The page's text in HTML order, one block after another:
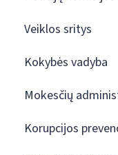
Veiklos sritys
Kokybės vadyba
Mokesčių
Korupcijos